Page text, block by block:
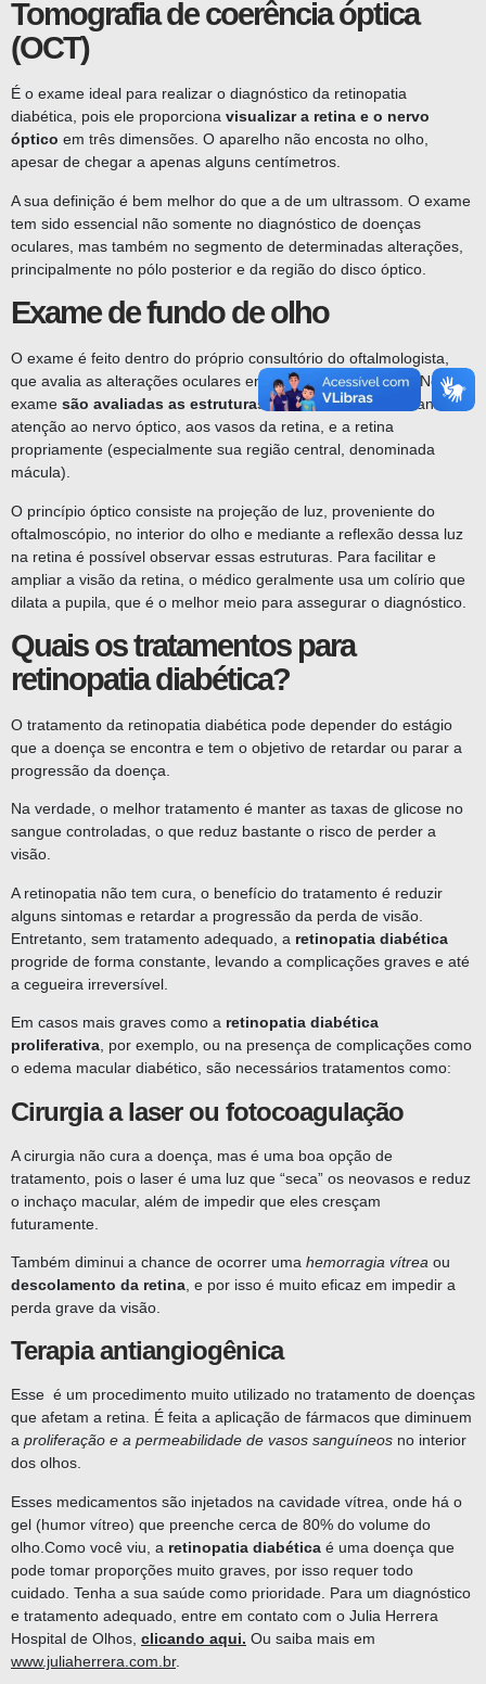
Tomografia de coerência óptica
(OCT)
É o exame ideal para realizar o diagnóstico da retinopatia
diabética, pois ele proporciona visualizar a retina e o nervo
óptico em três dimensões. O aparelho não encosta no olho,
apesar de chegar a apenas alguns centímetros.
A sua definição é bem melhor do que a de um ultrassom. O exame
tem sido essencial não somente no diagnóstico de doenças
oculares, mas também no segmento de determinadas alterações,
principalmente no pólo posterior e da região do disco óptico.
Exame de fundo de olho
O exame é feito dentro do próprio consultório do oftalmologista,
que avalia as alterações oculares em pacientes diabéticos. Neste
exame são avaliadas as estruturas do fundo de olho
, dando
atenção ao nervo óptico, aos vasos da retina, e a retina
propriamente (especialmente sua região central, denominada
mácula).
O princípio óptico consiste na projeção de luz, proveniente do
oftalmoscópio, no interior do olho e mediante a reflexão dessa luz
na retina é possível observar essas estruturas. Para facilitar e
ampliar a visão da retina, o médico geralmente usa um colírio que
dilata a pupila, que é o melhor meio para assegurar o diagnóstico.
Quais os tratamentos para
retinopatia diabética?
O tratamento da retinopatia diabética pode depender do estágio
que a doença se encontra e tem o objetivo de retardar ou parar a
progressão da doença.
Na verdade, o melhor tratamento é manter as taxas de glicose no
sangue controladas, o que reduz bastante o risco de perder a
visão.
A retinopatia não tem cura, o benefício do tratamento é reduzir
alguns sintomas e retardar a progressão da perda de visão.
Entretanto, sem tratamento adequado, a retinopatia diabética
progride de forma constante, levando a complicações graves e até
a cegueira irreversível.
Em casos mais graves como a retinopatia diabética
proliferativa , por exemplo, ou na presença de complicações como
o edema macular diabético, são necessários tratamentos como:
Cirurgia a laser ou fotocoagulação
A cirurgia não cura a doença, mas é uma boa opção de
tratamento, pois o laser é uma luz que “seca” os neovasos e reduz
o inchaço macular, além de impedir que eles cresçam
futuramente.
Também diminui a chance de ocorrer uma hemorragia vítrea ou
descolamento da retina , e por isso é muito eficaz em impedir a
perda grave da visão.
Terapia antiangiogênica
Esse é um procedimento muito utilizado no tratamento de doenças
que afetam a retina. É feita a aplicação de fármacos que diminuem
a proliferação e a permeabilidade de vasos sanguíneos no interior
dos olhos.
Esses medicamentos são injetados na cavidade vítrea, onde há o
gel (humor vítreo) que preenche cerca de 80% do volume do
olho. Como você viu, a retinopatia diabética é uma doença que
pode tomar proporções muito graves, por isso requer todo
cuidado. Tenha a sua saúde como prioridade. Para um diagnóstico
e tratamento adequado, entre em contato com o Julia Herrera
Hospital de Olhos, clicando aqui. Ou saiba mais em
www.juliaherrera.com.br.